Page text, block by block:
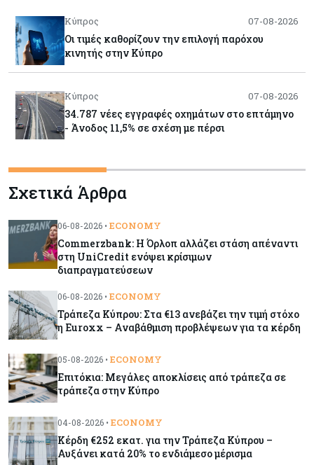
Κύπρος 07-08-2026
Οι τιμές καθορίζουν την επιλογή παρόχου
κινητής στην Κύπρο
Κύπρος 07-08-2026
34.787 νέες εγγραφές οχημάτων στο επτάμηνο
- Άνοδος 11,5% σε σχέση με πέρσι
Κόσμος 07-08-2026
ΕΚΤ: Αιφνιδιάστηκε από την πώληση ευρώ από
τις ΗΠΑ
Κύπρος 07-08-2026
Χορηγία €10.000 για υποτροφίες σε φοιτητές του
ΤΕΠΑΚ
Κύπρος 07-08-2026
Εμπορεύματα
από τον Ιανουάριο – Μια ανάσα από τα $4.300
Σχετικά Άρθρα
06-08-2026 • ECONOMY
Commerzbank: Η Όρλοπ αλλάζει στάση απέναντι
στη UniCredit ενόψει κρίσιμων
διαπραγματεύσεων
06-08-2026 • ECONOMY
Τράπεζα Κύπρου: Στα €13 ανεβάζει την τιμή στόχο
η Euroxx – Αναβάθμιση προβλέψεων για τα κέρδη
05-08-2026 • ECONOMY
Επιτόκια: Μεγάλες αποκλίσεις από τράπεζα σε
τράπεζα στην Κύπρο
04-08-2026 • ECONOMY
Κέρδη €252 εκατ. για την Τράπεζα Κύπρου –
Αυξάνει κατά 20% το ενδιάμεσο μέρισμα